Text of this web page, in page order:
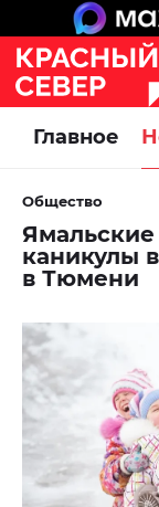
Главное
Общество
каникулы
в Тюмени